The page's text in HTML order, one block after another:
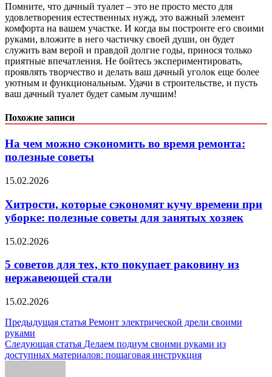
Помните, что дачный туалет – это не просто место для
удовлетворения естественных нужд, это важный элемент
комфорта на вашем участке. И когда вы построите его своими
руками, вложите в него частичку своей души, он будет
служить вам верой и правдой долгие годы, принося только
приятные впечатления. Не бойтесь экспериментировать,
проявлять творчество и делать ваш дачный уголок еще более
уютным и функциональным. Удачи в строительстве, и пусть
ваш дачный туалет будет самым лучшим!
Похожие записи
На чем можно сэкономить во время ремонта:
полезные советы
15.02.2026
Хитрости, которые сэкономят кучу времени при
уборке: полезные советы для занятых хозяек
15.02.2026
5 советов для тех, кто покупает раковину из
нержавеющей стали
15.02.2026
Навигация
по
записям
Предыдущая статья Ремонт электрической дрели своими
руками
Следующая статья Делаем подиум своими руками из
доступных материалов: пошаговая инструкция